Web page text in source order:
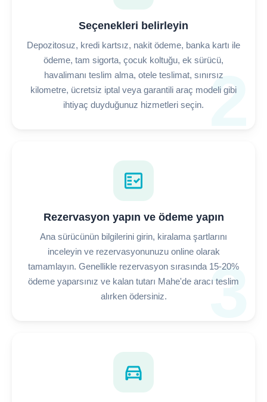
2
Seçenekleri belirleyin
Depozitosuz, kredi kartsız, nakit ödeme, banka kartı ile
ödeme, tam sigorta, çocuk koltuğu, ek sürücü,
havalimanı teslim alma, otele teslimat, sınırsız
kilometre, ücretsiz iptal veya garantili araç modeli gibi
ihtiyaç duyduğunuz hizmetleri seçin.
3
fact_check
Rezervasyon yapın ve ödeme yapın
Ana sürücünün bilgilerini girin, kiralama şartlarını
inceleyin ve rezervasyonunuzu online olarak
tamamlayın. Genellikle rezervasyon sırasında 15-20%
ödeme yaparsınız ve kalan tutarı Mahe'de aracı teslim
alırken ödersiniz.
directions_car